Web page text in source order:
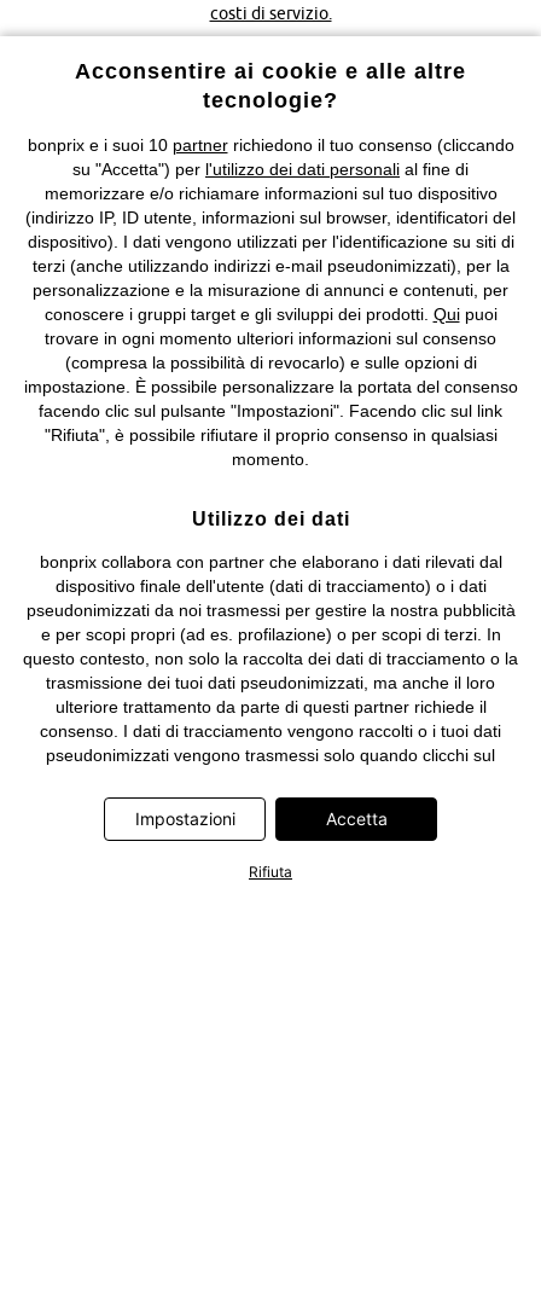
costi di servizio.
Condizioni di vendita Accessibilità
Informazioni legali Diritto di recesso
2026 bonprix.
Tutti i diritti riservati.
bonprix S.r.l. con socio unico, sede legale: via Adua 33 - 13855
Valdengo (BI) C.F. 01510910027 - P.I. 01939830020, Reg. Imprese di
IT09060P00000858, N. Reg. AEE: IT08020000002105 Capitale
Sociale: euro 1.000.000 i.v, Società soggetta all'attività di direzione
e coordinamento di bonprix Beteiligungs -Verwaltungsgesellschaft
Acconsentire ai cookie e alle altre
tecnologie?
bonprix e i suoi 10 partnerrichiedono il tuo consenso (cliccando
su "Accetta") per l'utilizzo dei dati personali al fine di
memorizzare e/o richiamare informazioni sul tuo dispositivo
(indirizzo IP, ID utente, informazioni sul browser, identificatori del
dispositivo). I dati vengono utilizzati per l'identificazione su siti di
terzi (anche utilizzando indirizzi e-mail pseudonimizzati), per la
personalizzazione e la misurazione di annunci e contenuti, per
conoscere i gruppi target e gli sviluppi dei prodotti. Quipuoi
trovare in ogni momento ulteriori informazioni sul consenso
(compresa la possibilità di revocarlo) e sulle opzioni di
impostazione. È possibile personalizzare la portata del consenso
facendo clic sul pulsante "Impostazioni". Facendo clic sul link
"Rifiuta", è possibile rifiutare il proprio consenso in qualsiasi
momento.
Utilizzo dei dati
bonprix collabora con partner che elaborano i dati rilevati dal
dispositivo finale dell'utente (dati di tracciamento) o i dati
pseudonimizzati da noi trasmessi per gestire la nostra pubblicità
e per scopi propri (ad es. profilazione) o per scopi di terzi. In
questo contesto, non solo la raccolta dei dati di tracciamento o la
trasmissione dei tuoi dati pseudonimizzati, ma anche il loro
ulteriore trattamento da parte di questi partner richiede il
consenso. I dati di tracciamento vengono raccolti o i tuoi dati
pseudonimizzati vengono trasmessi solo quando clicchi sul
seguenti società: Adjust GmbH, Criteo SA, Google Ireland
Limited, Hurra Communications GmbH, ID5 Technology Ltd,
Limited, Pinterest Europe Limited, RTB-House GmbH, TikTok
Impostazioni Accetta
Rifiuta